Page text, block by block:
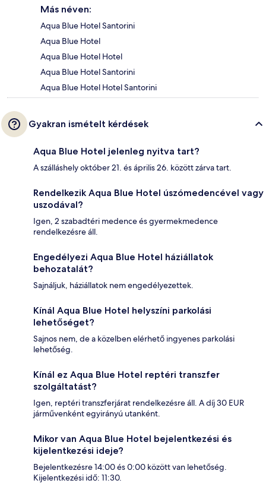
Más néven:
Aqua Blue Hotel Santorini
Aqua Blue Hotel
Aqua Blue Hotel Hotel
Aqua Blue Hotel Santorini
Aqua Blue Hotel Hotel Santorini
Gyakran ismételt kérdések
Aqua Blue Hotel jelenleg nyitva tart?
A szálláshely október 21. és április 26. között zárva tart.
Rendelkezik Aqua Blue Hotel úszómedencével vagy
uszodával?
Igen, 2 szabadtéri medence és gyermekmedence
rendelkezésre áll.
Engedélyezi Aqua Blue Hotel háziállatok
behozatalát?
Sajnáljuk, háziállatok nem engedélyezettek.
Kínál Aqua Blue Hotel helyszíni parkolási
lehetőséget?
Sajnos nem, de a közelben elérhető ingyenes parkolási
lehetőség.
Kínál ez Aqua Blue Hotel reptéri transzfer
szolgáltatást?
Igen, reptéri transzferjárat rendelkezésre áll. A díj 30 EUR
járművenként egyirányú utanként.
Mikor van Aqua Blue Hotel bejelentkezési és
kijelentkezési ideje?
Bejelentkezésre 14:00 és 0:00 között van lehetőség.
Kijelentkezési idő: 11:30.